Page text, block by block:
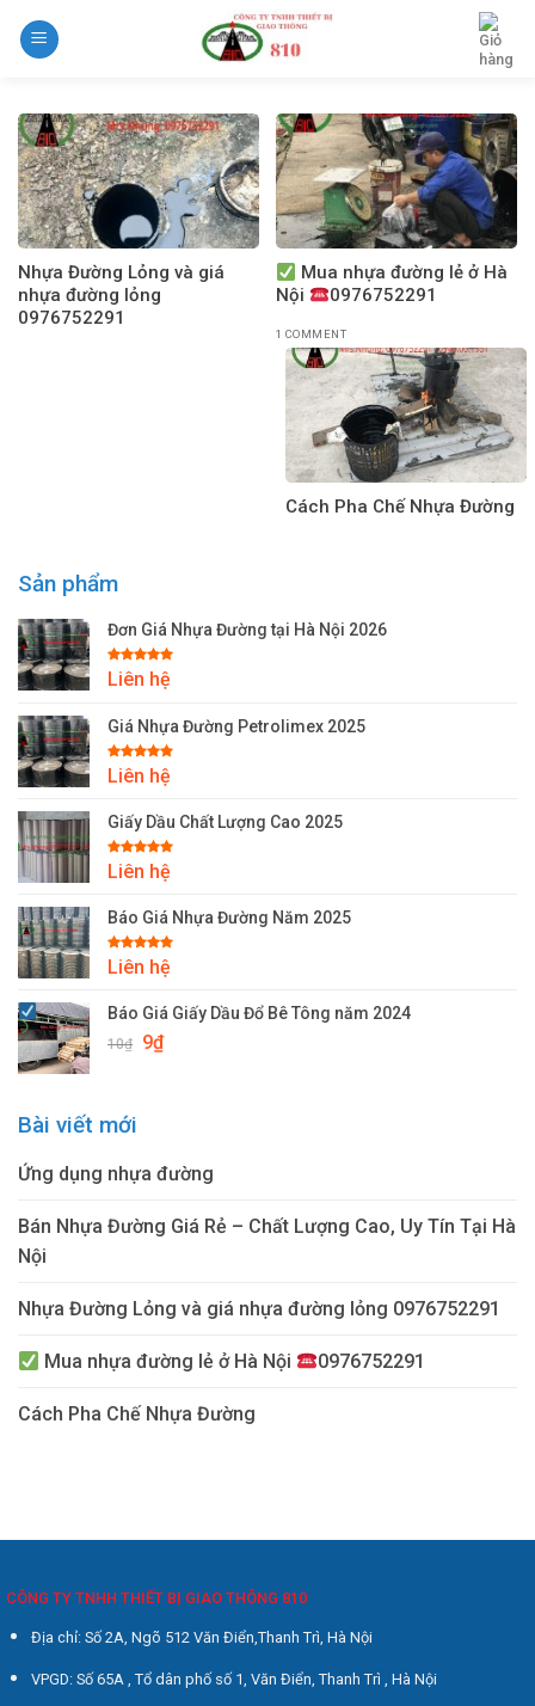
Sản phẩm
Đơn Giá Nhựa Đường tại Hà Nội 2026
Được xếp
hạng5.00
Liên hệ
Giá Nhựa Đường Petrolimex 2025
Được xếp
hạng5.00
Liên hệ
Giấy Dầu Chất Lượng Cao 2025
Được xếp
hạng5.00
Liên hệ
Báo Giá Nhựa Đường Năm 2025
Được xếp
hạng5.00
Liên hệ
Báo Giá Giấy Dầu Đổ Bê Tông năm 2024
10₫
Giá
9₫Giá
Bài viết mới
Ứng dụng nhựa đường
Bán Nhựa Đường Giá Rẻ – Chất Lượng Cao, Uy Tín Tại Hà
Nội
Nhựa Đường Lỏng và giá nhựa đường lỏng 0976752291
Mua nhựa đường lẻ ở Hà Nội 0976752291
Cách Pha Chế Nhựa Đường
Nhựa Đường Lỏng và giá
nhựa đường lỏng
0976752291
Mua nhựa đường lẻ ở Hà
Nội
0976752291
1 COMMENT
Cách Pha Chế Nhựa Đường
CÔNG TY TNHH THIẾT BỊ GIAO THÔNG 810
Địa chỉ: Số 2A, Ngõ 512 Văn Điển,Thanh Trì, Hà Nội
VPGD: Số 65A , Tổ dân phố số 1, Văn Điển, Thanh Trì , Hà Nội